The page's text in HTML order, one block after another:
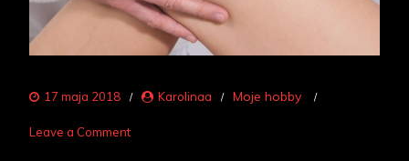
17 maja 2018 Karolinaa Moje hobby
Leave a Commenton